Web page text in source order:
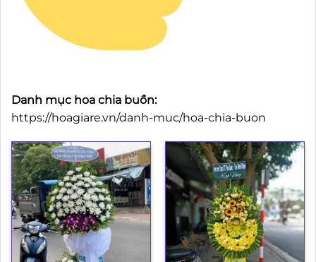
Danh mục hoa chia buồn:
https://hoagiare.vn/danh-muc/hoa-chia-buon